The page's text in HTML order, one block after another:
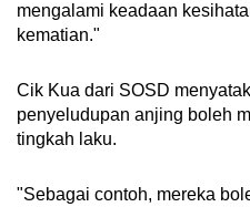
mengalami keadaan
kematian."
Cik Kua dari SOSD
penyeludupan anjing boleh
tingkah laku.
"Sebagai contoh, mereka